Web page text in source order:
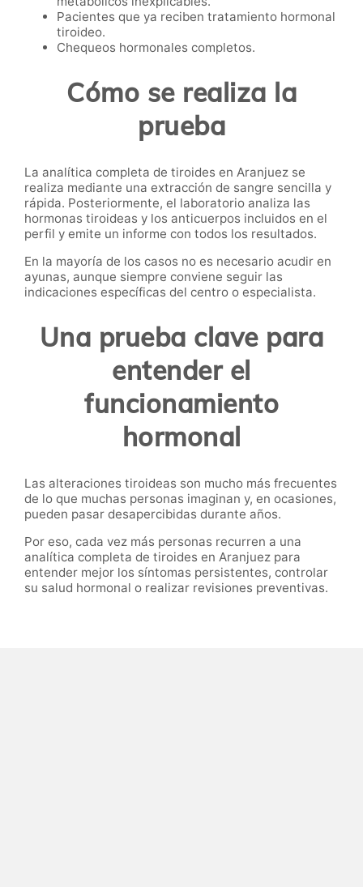
Pacientes que ya reciben tratamiento hormonal
tiroideo.
Chequeos hormonales completos.
Cómo se realiza la
prueba
La analítica completa de tiroides en Aranjuez se
realiza mediante una extracción de sangre sencilla y
rápida. Posteriormente, el laboratorio analiza las
hormonas tiroideas y los anticuerpos incluidos en el
perfil y emite un informe con todos los resultados.
En la mayoría de los casos no es necesario acudir en
ayunas, aunque siempre conviene seguir las
indicaciones específicas del centro o especialista.
Una prueba clave para
entender el
funcionamiento
hormonal
Las alteraciones tiroideas son mucho más frecuentes
de lo que muchas personas imaginan y, en ocasiones,
pueden pasar desapercibidas durante años.
Por eso, cada vez más personas recurren a una
analítica completa de tiroides en Aranjuez para
entender mejor los síntomas persistentes, controlar
su salud hormonal o realizar revisiones preventivas.